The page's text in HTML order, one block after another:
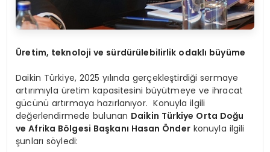
Üretim, teknoloji ve sürdürülebilirlik odaklı büyüme
Daikin Türkiye, 2025 yılında gerçekleştirdiği sermaye
artırımıyla üretim kapasitesini büyütmeye ve ihracat
gücünü artırmaya hazırlanıyor. Konuyla ilgili
değerlendirmede bulunan Daikin Türkiye Orta Doğu
ve Afrika Bölgesi Başkanı Hasan Önderkonuyla ilgili
şunları söyledi: